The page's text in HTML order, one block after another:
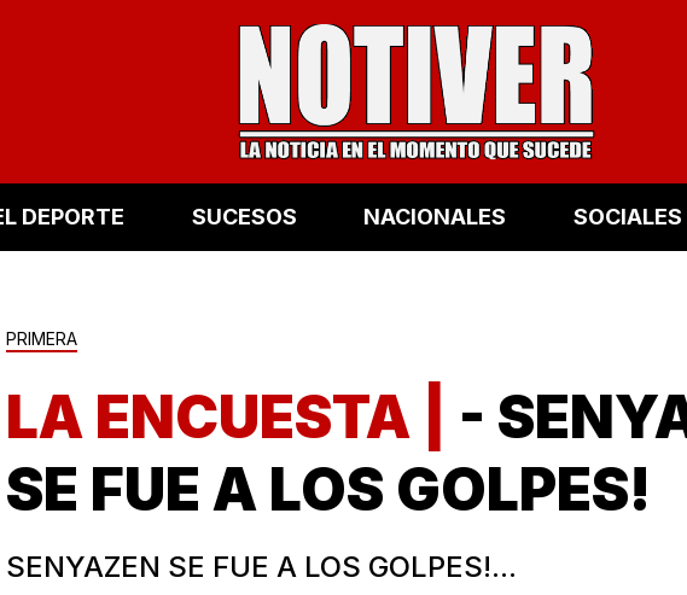
DEPORTE SUCESOS NACIONALES SOCIALES
PRIMERA
LA ENCUESTA | -
SE FUE A LOS GOLPES!
SENYAZEN SE FUE A LOS GOLPES!...